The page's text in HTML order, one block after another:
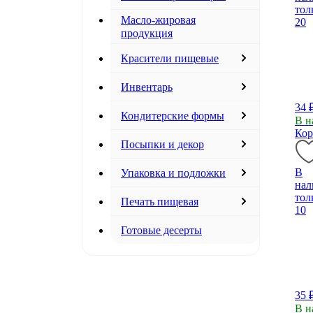
Масло-жировая
продукция
Красители пищевые
Инвентарь
Кондитерские формы
Посыпки и декор
Упаковка и подложки
Печать пищевая
Готовые десерты
20
34
В
В
10
35
В